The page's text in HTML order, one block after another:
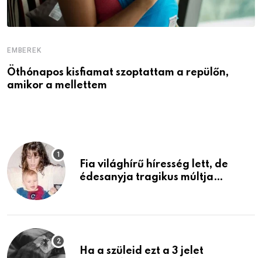
EMBEREK
Öthónapos kisfiamat szoptattam a repülőn,
amikor a mellettem
Fia világhírű híresség lett, de
édesanyja tragikus múltja
Ha a szüleid ezt a 3 jelet